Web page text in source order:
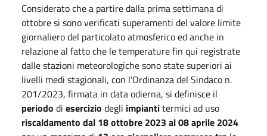
Considerato che a partire dalla prima settimana di
ottobre si sono verificati superamenti del valore limite
giornaliero del particolato atmosferico ed anche in
relazione al fatto che le temperature fin qui registrate
dalle stazioni meteorologiche sono state superiori ai
livelli medi stagionali, con l'Ordinanza del Sindaco n.
201/2023, firmata in data odierna, si definisce il
periodo di esercizio degli impiantitermici ad uso
riscaldamento dal 18 ottobre 2023 al 08 aprile 2024